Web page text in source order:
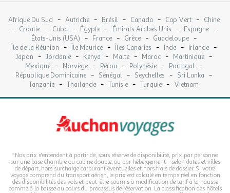
Afrique Du Sud - Autriche - Brésil - Canada - Cap Vert - Chine
- Croatie - Cuba - Égypte - Émirats Arabes Unis - Espagne -
États-Unis (USA) - France - Grèce - Guadeloupe -
Île de la Réunion - Île Maurice - Îles Canaries - Inde - Irlande -
Japon - Jordanie - Kenya - Malte - Maroc - Martinique -
Mexique - Norvège - Pérou - Polynésie - Portugal -
République Dominicaine - Sénégal - Seychelles - Sri Lanka -
Tanzanie - Thaïlande - Tunisie - Turquie - Vietnam
*Nos prix s'entendent à partir de, sous réserve de disponibilité, prix par personne
sur une base chambre ou cabine double, ou par hébergement - selon dates et villes
de départ, hors surcharge carburant eventuelles et hors frais de dossier. Si votre
voyage comprend du transport aérien, le prix est calculé en temps réel en fonction
des disponibilités des vols et peut-être soumis à modification de tarif à la hausse
comme à la baisse au cours du processus de réservation. La classification des hôtels